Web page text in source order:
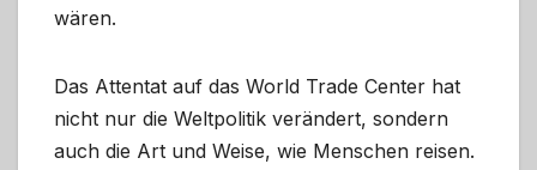
wären.
Das Attentat auf das World Trade Center hat
nicht nur die Weltpolitik verändert, sondern
auch die Art und Weise, wie Menschen reisen.